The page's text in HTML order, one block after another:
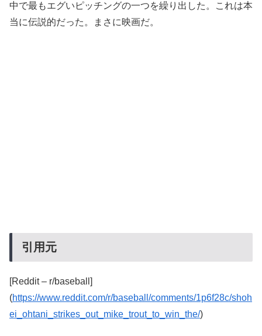
中で最もエグいピッチングの一つを繰り出した。これは本
当に伝説的だった。まさに映画だ。
引用元
[Reddit – r/baseball]
(https://www.reddit.com/r/baseball/comments/1p6f28c/shoh
ei_ohtani_strikes_out_mike_trout_to_win_the/)